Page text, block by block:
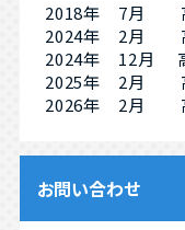
2018年 7月
2024年 2月
2024年 12月
2025年 2月
2026年 2月
お問い合わせ